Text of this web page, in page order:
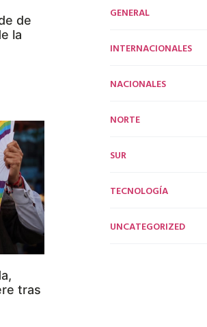
de
la
tras
GENERAL
INTERNACIONALES
NACIONALES
NORTE
SUR
TECNOLOGÍA
UNCATEGORIZED